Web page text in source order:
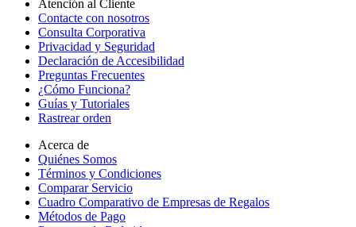
Atención al Cliente
Contacte con nosotros
Consulta Corporativa
Privacidad y Seguridad
Declaración de Accesibilidad
Preguntas Frecuentes
¿Cómo Funciona?
Guías y Tutoriales
Rastrear orden
Acerca de
Quiénes Somos
Términos y Condiciones
Comparar Servicio
Cuadro Comparativo de Empresas de Regalos
Métodos de Pago